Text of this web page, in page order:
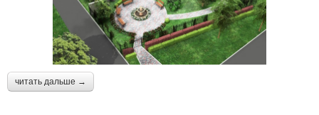
читать дальше →